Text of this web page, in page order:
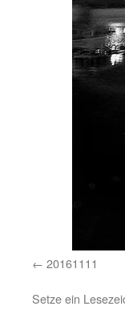
20161111
Setze ein